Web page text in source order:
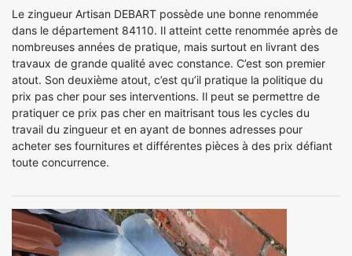
Le zingueur Artisan DEBART possède une bonne renommée
dans le département 84110. Il atteint cette renommée après de
nombreuses années de pratique, mais surtout en livrant des
travaux de grande qualité avec constance. C’est son premier
atout. Son deuxième atout, c’est qu’il pratique la politique du
prix pas cher pour ses interventions. Il peut se permettre de
pratiquer ce prix pas cher en maitrisant tous les cycles du
travail du zingueur et en ayant de bonnes adresses pour
acheter ses fournitures et différentes pièces à des prix défiant
toute concurrence.